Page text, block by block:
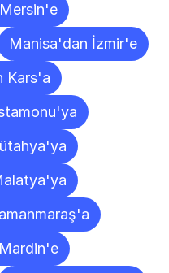
Manisa'dan İzmir'e
Kars'a